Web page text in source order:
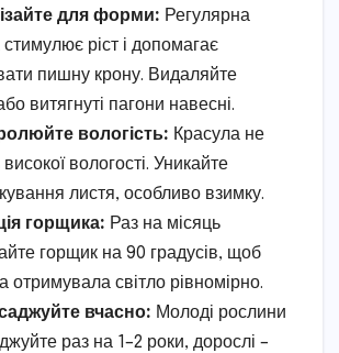
для форми: Регулярна
стимулює ріст і допомагає
пишну крону. Видаляйте
витягнуті пагони навесні.
вологість: Красула не
вологості. Уникайте
листя, особливо взимку.
горщика: Раз на місяць
горщик на 90 градусів, щоб
отримувала світло рівномірно.
вчасно: Молоді рослини
раз на 1–2 роки, дорослі –